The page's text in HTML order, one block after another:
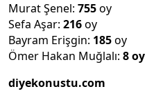
Murat Şenel: 755oy
Sefa Aşar: 216oy
Bayram Erişgin: 185oy
Ömer Hakan Muğlalı: 8 oy
diyekonustu.com